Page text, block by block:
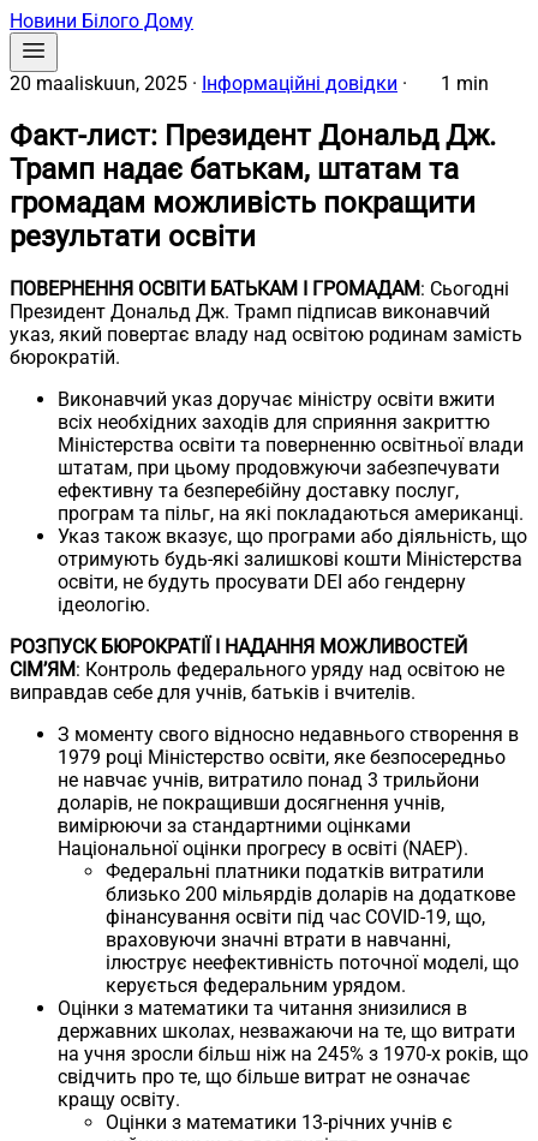
Новини Білого Дому
20 maaliskuun, 2025 · Інформаційні довідки · 1 min
Факт-лист: Президент Дональд Дж.
Трамп надає батькам, штатам та
громадам можливість покращити
результати освіти
ПОВЕРНЕННЯ ОСВІТИ БАТЬКАМ І ГРОМАДАМ: Сьогодні
Президент Дональд Дж. Трамп підписав виконавчий
указ, який повертає владу над освітою родинам замість
бюрократій.
Виконавчий указ доручає міністру освіти вжити
всіх необхідних заходів для сприяння закриттю
Міністерства освіти та поверненню освітньої влади
штатам, при цьому продовжуючи забезпечувати
ефективну та безперебійну доставку послуг,
програм та пільг, на які покладаються американці.
Указ також вказує, що програми або діяльність, що
отримують будь-які залишкові кошти Міністерства
освіти, не будуть просувати DEI або гендерну
ідеологію.
РОЗПУСК БЮРОКРАТІЇ І НАДАННЯ МОЖЛИВОСТЕЙ
СІМ’ЯМ: Контроль федерального уряду над освітою не
виправдав себе для учнів, батьків і вчителів.
З моменту свого відносно недавнього створення в
1979 році Міністерство освіти, яке безпосередньо
не навчає учнів, витратило понад 3 трильйони
доларів, не покращивши досягнення учнів,
вимірюючи за стандартними оцінками
Національної оцінки прогресу в освіті (NAEP).
Федеральні платники податків витратили
близько 200 мільярдів доларів на додаткове
фінансування освіти під час COVID-19, що,
враховуючи значні втрати в навчанні,
ілюструє неефективність поточної моделі, що
керується федеральним урядом.
Оцінки з математики та читання знизилися в
державних школах, незважаючи на те, що витрати
на учня зросли більш ніж на 245% з 1970-х років, що
свідчить про те, що більше витрат не означає
кращу освіту.
Оцінки з математики 13-річних учнів є